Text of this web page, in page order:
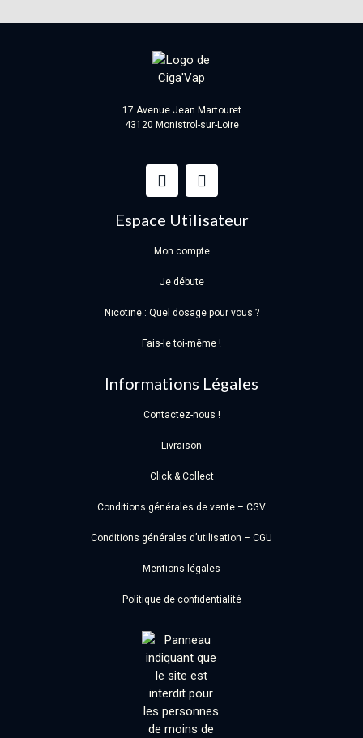
17 Avenue Jean Martouret
43120 Monistrol-sur-Loire
Espace Utilisateur
Mon compte
Je débute
Nicotine : Quel dosage pour vous ?
Fais-le toi-même !
Informations Légales
Contactez-nous !
Livraison
Click & Collect
Conditions générales de vente – CGV
Conditions générales d’utilisation – CGU
Mentions légales
Politique de confidentialité